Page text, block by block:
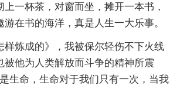
上一杯茶，对窗而坐，摊开一本书，
在书的海洋，真是人生一大乐事。
样炼成的》，我被保尔轻伤不下火线
被他为人类解放而斗争的精神所震
生命，生命对于我们只有一次，当我